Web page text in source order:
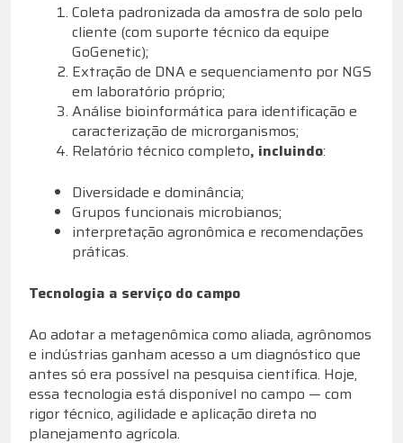
Coleta padronizada da amostra de solo pelo
cliente (com suporte técnico da equipe
GoGenetic);
Extração de DNA e sequenciamento por NGS
em laboratório próprio;
Análise bioinformática para identificação e
caracterização de microrganismos;
Relatório técnico completo, incluindo:
Diversidade e dominância;
Grupos funcionais microbianos;
interpretação agronômica e recomendações
práticas.
Tecnologia a serviço do campo
Ao adotar a metagenômica como aliada, agrônomos
e indústrias ganham acesso a um diagnóstico que
antes só era possível na pesquisa científica. Hoje,
essa tecnologia está disponível no campo — com
rigor técnico, agilidade e aplicação direta no
planejamento agrícola.